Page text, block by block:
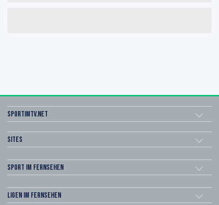
sportimtv.net
Sites
Sport im Fernsehen
Ligen im Fernsehen